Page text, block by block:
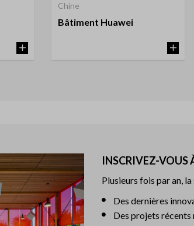
Chine
Bâtiment Huawei
INSCRIVEZ-VOUS
Plusieurs fois par an,
Des dernières
Des projets récents